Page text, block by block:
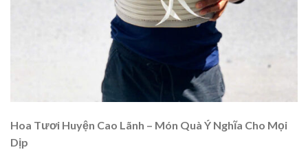
Hoa Tươi Huyện Cao Lãnh – Món Quà Ý Nghĩa Cho Mọi
Dịp